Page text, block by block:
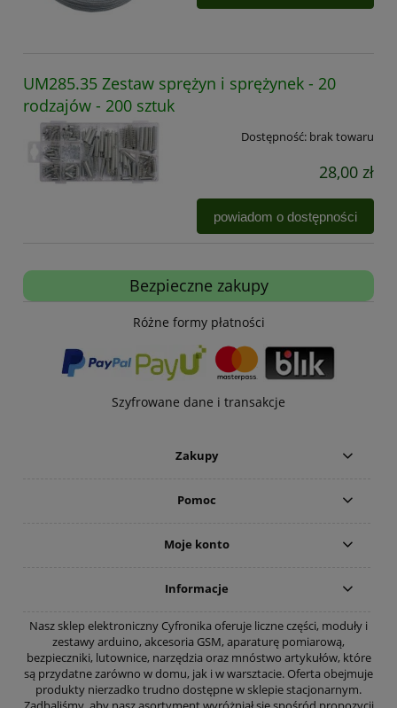
UM285.35 Zestaw sprężyn i sprężynek - 20
rodzajów - 200 sztuk
Dostępność: brak towaru
28,00 zł
powiadom o dostępności
Bezpieczne zakupy
Różne formy płatności
Szyfrowane dane i transakcje
Zakupy
Pomoc
Moje konto
Informacje
Nasz sklep elektroniczny Cyfronika oferuje liczne części, moduły i
zestawy arduino, akcesoria GSM, aparaturę pomiarową,
bezpieczniki, lutownice, narzędzia oraz mnóstwo artykułów, które
są przydatne zarówno w domu, jak i w warsztacie. Oferta obejmuje
produkty nierzadko trudno dostępne w sklepie stacjonarnym.